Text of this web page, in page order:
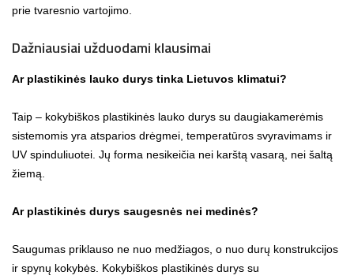
prie tvaresnio vartojimo.
Dažniausiai užduodami klausimai
Ar plastikinės lauko durys tinka Lietuvos klimatui?
Taip – kokybiškos plastikinės lauko durys su daugiakamerėmis
sistemomis yra atsparios drėgmei, temperatūros svyravimams ir
UV spinduliuotei. Jų forma nesikeičia nei karštą vasarą, nei šaltą
žiemą.
Ar plastikinės durys saugesnės nei medinės?
Saugumas priklauso ne nuo medžiagos, o nuo durų konstrukcijos
ir spynų kokybės. Kokybiškos plastikinės durys su